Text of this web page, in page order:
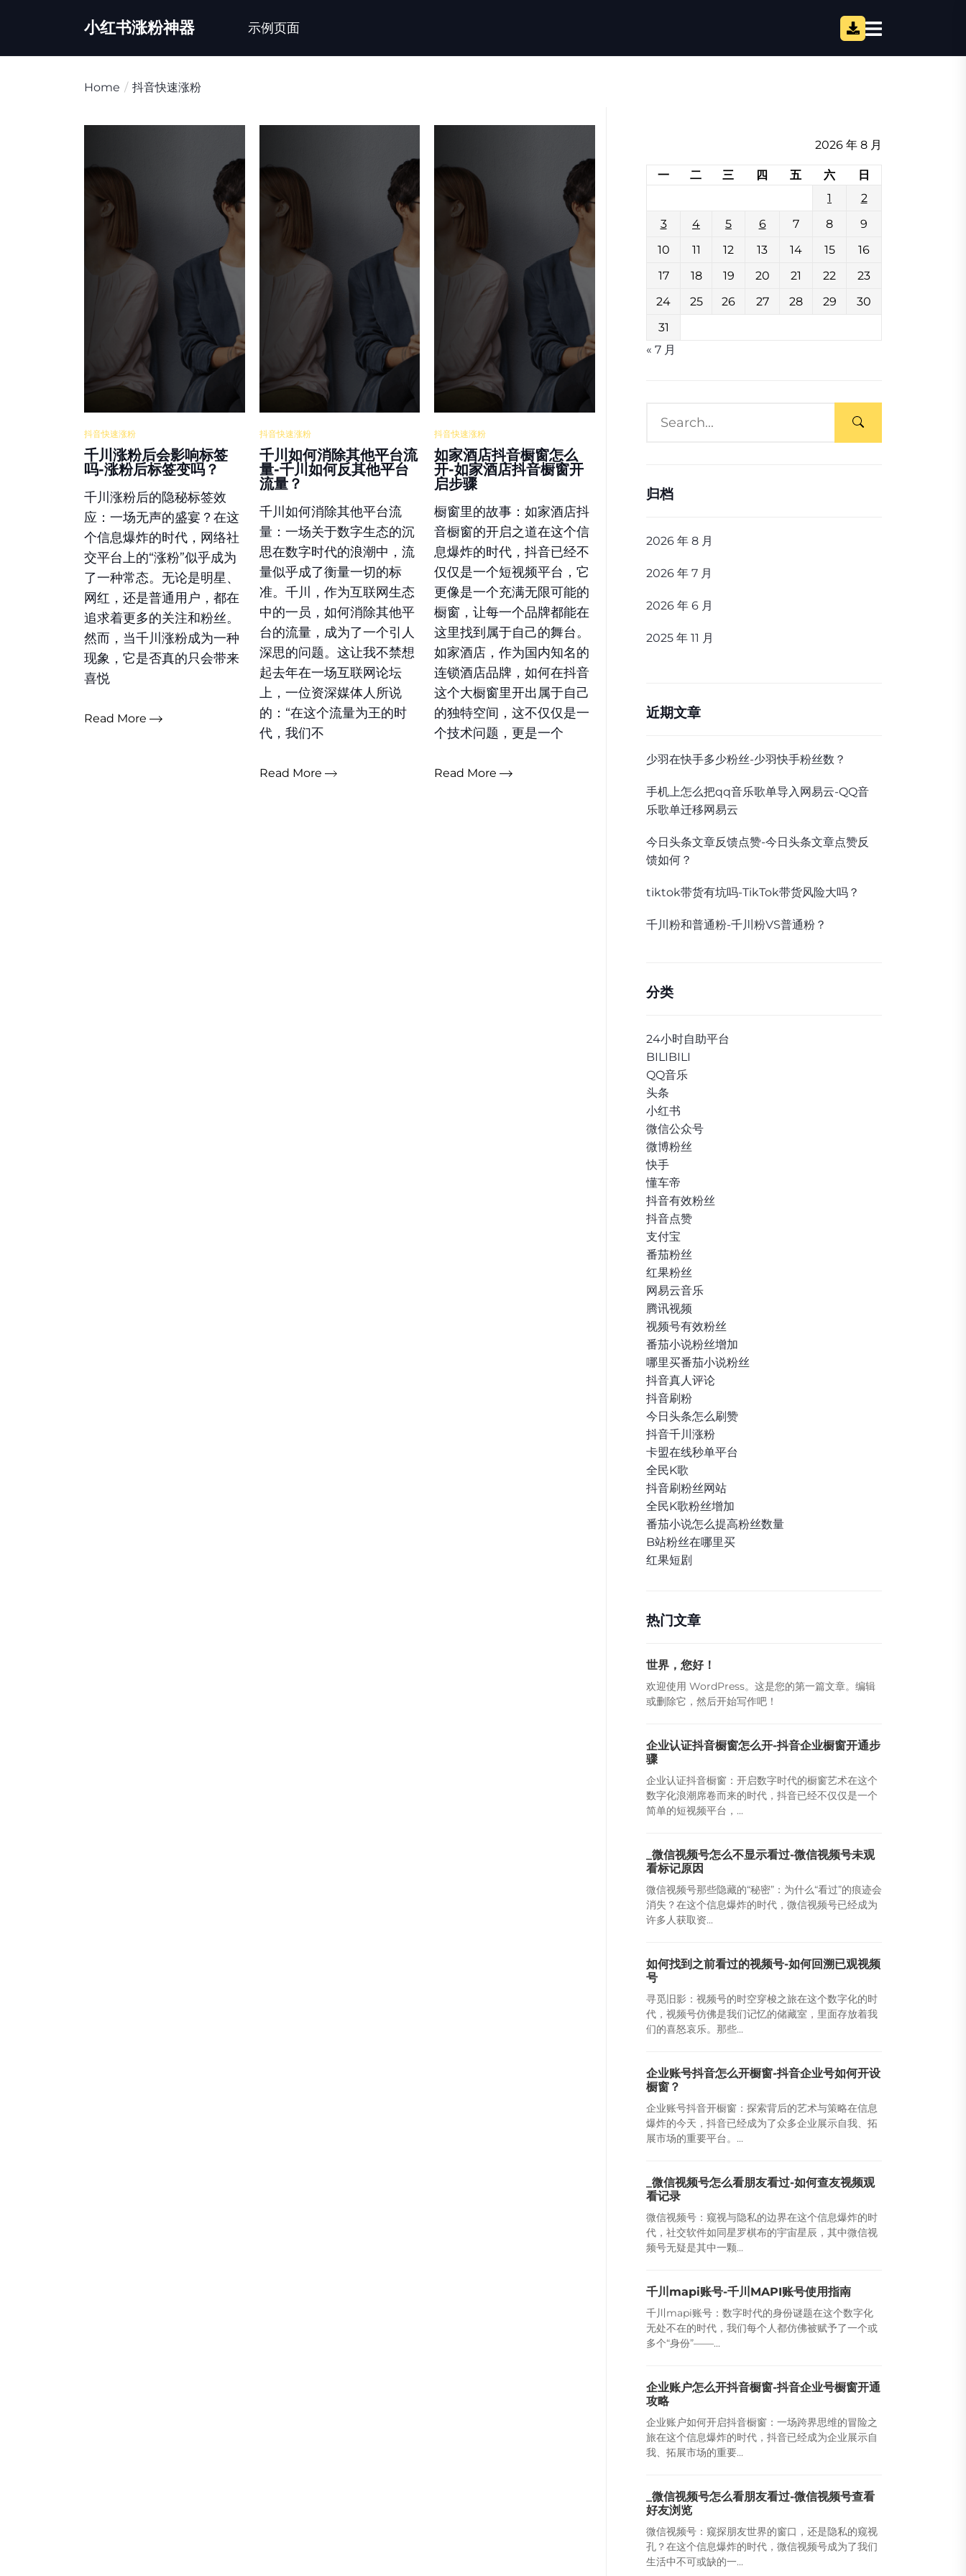
小红书涨粉神器 示例页面
Home 抖音快速涨粉
抖音快速涨粉
千川涨粉后会影响标签
吗-涨粉后标签变吗？
千川涨粉后的隐秘标签效
应：一场无声的盛宴？在这
个信息爆炸的时代，网络社
交平台上的“涨粉”似乎成为
了一种常态。无论是明星、
网红，还是普通用户，都在
追求着更多的关注和粉丝。
然而，当千川涨粉成为一种
现象，它是否真的只会带来
喜悦
Read More
抖音快速涨粉
千川如何消除其他平台流
量-千川如何反其他平台
流量？
千川如何消除其他平台流
量：一场关于数字生态的沉
思在数字时代的浪潮中，流
量似乎成了衡量一切的标
准。千川，作为互联网生态
中的一员，如何消除其他平
台的流量，成为了一个引人
深思的问题。这让我不禁想
起去年在一场互联网论坛
上，一位资深媒体人所说
的：“在这个流量为王的时
代，我们不
Read More
抖音快速涨粉
如家酒店抖音橱窗怎么
开-如家酒店抖音橱窗开
启步骤
橱窗里的故事：如家酒店抖
音橱窗的开启之道在这个信
息爆炸的时代，抖音已经不
仅仅是一个短视频平台，它
更像是一个充满无限可能的
橱窗，让每一个品牌都能在
这里找到属于自己的舞台。
如家酒店，作为国内知名的
连锁酒店品牌，如何在抖音
这个大橱窗里开出属于自己
的独特空间，这不仅仅是一
个技术问题，更是一个
Read More
2026 年 8 月
一 二 三 四 五 六
日
1
2
3
4 5 6 7 8
9
10
11 12 13 14 15
16
17
18 19 20 21 22
23
24
25 26 27 28 29
30
31
« 7 月
归档
2026 年 8 月
2026 年 7 月
2026 年 6 月
2025 年 11 月
近期文章
少羽在快手多少粉丝-少羽快手粉丝数？
手机上怎么把qq音乐歌单导入网易云-QQ音
乐歌单迁移网易云
今日头条文章反馈点赞-今日头条文章点赞反
馈如何？
tiktok带货有坑吗-TikTok带货风险大吗？
千川粉和普通粉-千川粉VS普通粉？
分类
24小时自助平台
BILIBILI
QQ音乐
头条
小红书
微信公众号
微博粉丝
快手
懂车帝
抖音有效粉丝
抖音点赞
支付宝
番茄粉丝
红果粉丝
网易云音乐
腾讯视频
视频号有效粉丝
番茄小说粉丝增加
哪里买番茄小说粉丝
抖音真人评论
抖音刷粉
今日头条怎么刷赞
抖音千川涨粉
卡盟在线秒单平台
全民K歌
抖音刷粉丝网站
全民K歌粉丝增加
番茄小说怎么提高粉丝数量
B站粉丝在哪里买
红果短剧
热门文章
世界，您好！
欢迎使用 WordPress。这是您的第一篇文章。编辑
或删除它，然后开始写作吧！
企业认证抖音橱窗怎么开-抖音企业橱窗开通步
骤
企业认证抖音橱窗：开启数字时代的橱窗艺术在这个
数字化浪潮席卷而来的时代，抖音已经不仅仅是一个
简单的短视频平台，...
_微信视频号怎么不显示看过-微信视频号未观
看标记原因
微信视频号那些隐藏的“秘密”：为什么“看过”的痕迹会
消失？在这个信息爆炸的时代，微信视频号已经成为
许多人获取资...
如何找到之前看过的视频号-如何回溯已观视频
号
寻觅旧影：视频号的时空穿梭之旅在这个数字化的时
代，视频号仿佛是我们记忆的储藏室，里面存放着我
们的喜怒哀乐。那些...
企业账号抖音怎么开橱窗-抖音企业号如何开设
橱窗？
企业账号抖音开橱窗：探索背后的艺术与策略在信息
爆炸的今天，抖音已经成为了众多企业展示自我、拓
展市场的重要平台。...
_微信视频号怎么看朋友看过-如何查友视频观
看记录
微信视频号：窥视与隐私的边界在这个信息爆炸的时
代，社交软件如同星罗棋布的宇宙星辰，其中微信视
频号无疑是其中一颗...
千川mapi账号-千川MAPI账号使用指南
千川mapi账号：数字时代的身份谜题在这个数字化
无处不在的时代，我们每个人都仿佛被赋予了一个或
多个“身份”——...
企业账户怎么开抖音橱窗-抖音企业号橱窗开通
攻略
企业账户如何开启抖音橱窗：一场跨界思维的冒险之
旅在这个信息爆炸的时代，抖音已经成为企业展示自
我、拓展市场的重要...
_微信视频号怎么看朋友看过-微信视频号查看
好友浏览
微信视频号：窥探朋友世界的窗口，还是隐私的窥视
孔？在这个信息爆炸的时代，微信视频号成为了我们
生活中不可或缺的一...